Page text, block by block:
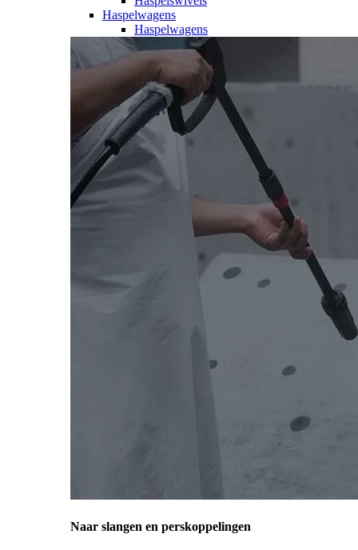
Haspelwagens
Haspelwagens
Naar slangen en perskoppelingen